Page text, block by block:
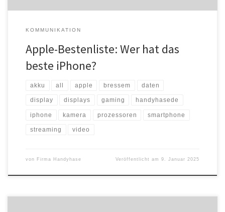
KOMMUNIKATION
Apple-Bestenliste: Wer hat das
beste iPhone?
akku all apple bressem daten
display displays gaming handyhasede
iphone kamera prozessoren smartphone
streaming video
von Firma Handyhase Veröffentlicht am9. Januar 2025